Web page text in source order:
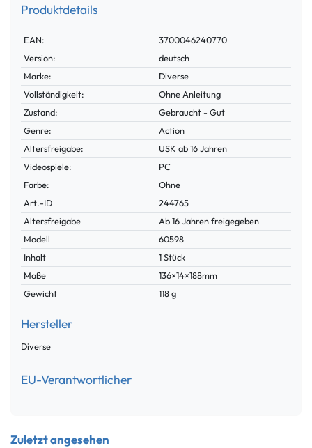
Produktdetails
Technisches
Merkmal
Wert
EAN:
3700046240770
Version:
deutsch
Marke:
Diverse
Vollständigkeit:
Ohne Anleitung
Zustand:
Gebraucht - Gut
Genre:
Action
Altersfreigabe:
USK ab 16 Jahren
Videospiele:
PC
Farbe:
Ohne
Technisches
Merkmal
Wert
Art.-ID
244765
Altersfreigabe
Ab 16 Jahren freigegeben
Modell
60598
Inhalt
1 Stück
Maße
136×14×188mm
Gewicht
118 g
Hersteller
Diverse
EU-Verantwortlicher
Zuletzt angesehen